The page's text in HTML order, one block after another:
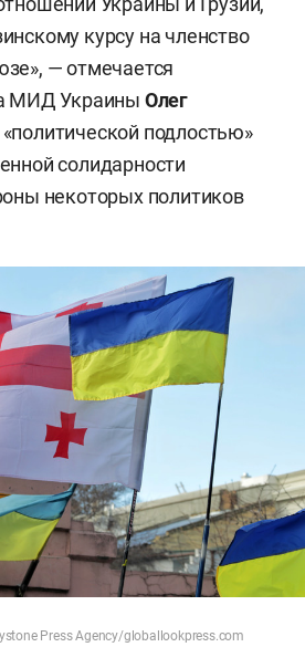
курсу на членство
— отмечается
МИД Украины Олег
подлостью»
солидарности
некоторых политиков
Press Agency/globallookpress.com